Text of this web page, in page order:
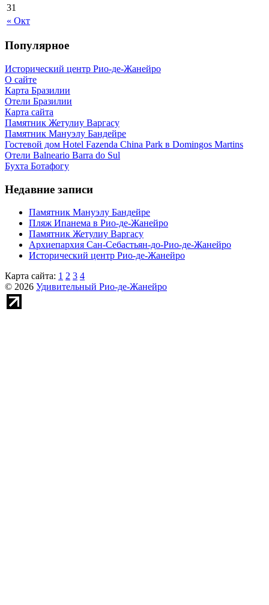
« Окт
31
Популярное
Исторический центр Рио-де-Жанейро
О сайте
Карта Бразилии
Отели Бразилии
Карта сайта
Памятник Жетулиу Варгасу
Памятник Мануэлу Бандейре
Гостевой дом Hotel Fazenda China Park в Domingos Martins
Отели Balneario Barra do Sul
Бухта Ботафогу
Недавние записи
Памятник Мануэлу Бандейре
Пляж Ипанема в Рио-де-Жанейро
Памятник Жетулиу Варгасу
Архиепархия Сан-Себастьян-до-Рио-де-Жанейро
Исторический центр Рио-де-Жанейро
Карта сайта: 1 2 3 4
© 2026 Удивительный Рио-де-Жанейро